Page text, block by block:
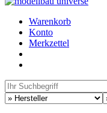
Warenkorb
Konto
Merkzettel